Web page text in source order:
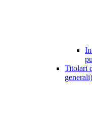
Titolari
generali)